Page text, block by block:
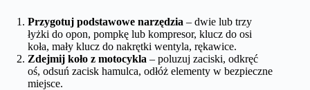
Przygotuj podstawowe narzędzia – dwie lub trzy
łyżki do opon, pompkę lub kompresor, klucz do osi
koła, mały klucz do nakrętki wentyla, rękawice.
Zdejmij koło z motocykla – poluzuj zaciski, odkręć
oś, odsuń zacisk hamulca, odłóż elementy w bezpieczne
miejsce.